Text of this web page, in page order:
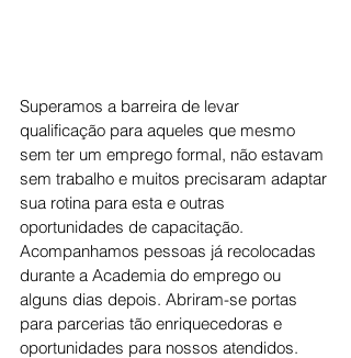
Superamos a barreira de levar
qualificação para aqueles que mesmo
sem ter um emprego formal, não estavam
sem trabalho e muitos precisaram adaptar
sua rotina para esta e outras
oportunidades de capacitação.
Acompanhamos pessoas já recolocadas
durante a Academia do emprego ou
alguns dias depois. Abriram-se portas
para parcerias tão enriquecedoras e
oportunidades para nossos atendidos.